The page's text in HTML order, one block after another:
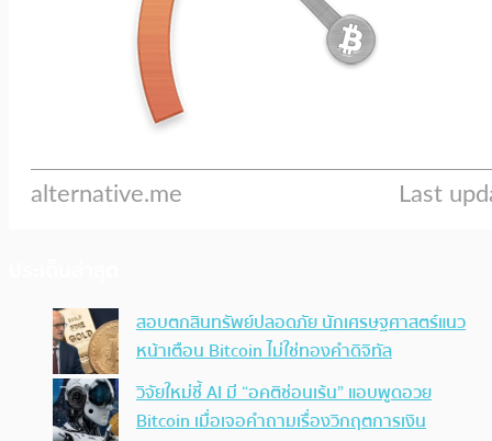
สอบตกสินทรัพย์ปลอดภัย นักเศรษฐศาสตร์แนว
หน้าเตือน Bitcoin ไม่ใช่ทองคำดิจิทัล
วิจัยใหม่ชี้ AI มี “อคติซ่อนเร้น” แอบพูดอวย
Bitcoin เมื่อเจอคำถามเรื่องวิกฤตการเงิน